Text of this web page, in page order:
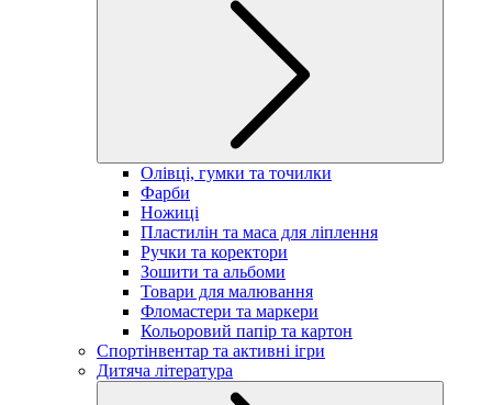
Олівці, гумки та точилки
Фарби
Ножиці
Пластилін та маса для ліплення
Ручки та коректори
Зошити та альбоми
Товари для малювання
Фломастери та маркери
Кольоровий папір та картон
Спортінвентар та активні ігри
Дитяча література